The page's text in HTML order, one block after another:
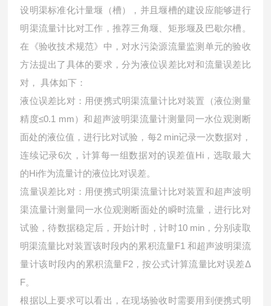
设明渠标准化计量堰（槽），并且堰槽的建设应能够进行
明渠流量计比对工作，推荐三角堰、矩形堰及巴歇尔槽。
在《验收技术规范》中，对水污染源流量监测单元的验收
方法提出了具体的要求，分为液位误差比对和流量误差比
对， 具体如下：
液位误差比对：用便携式明渠流量计比对装置（液位测量
精度≤0.1 mm）和超声波明渠流量计测量同一水位观测断
面处的液位值，进行比对试验，每2 min记录一次数据对，
连续记录6次，计算每一组数据对的误差值Hi，选取最大
的Hi作为流量计的液位比对误差。
流量误差比对：用便携式明渠流量计比对装置和超声波明
渠流量计测量同一水位观测断面处的瞬时流量，进行比对
试验，待数据稳定后，开始计时，计时10 min，分别读取
明渠流量比对装置该时段内的累积流量F1 和超声波明渠流
量计该时段内的累积流量F2，按公式计算流量比对误差Δ
F。
根据以上要求可以看出，在现场验收时需要用到便携式明